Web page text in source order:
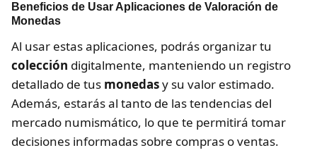
Beneficios de Usar Aplicaciones de Valoración de
Monedas
Al usar estas aplicaciones, podrás organizar tu
colección digitalmente, manteniendo un registro
detallado de tus monedasy su valor estimado.
Además, estarás al tanto de las tendencias del
mercado numismático, lo que te permitirá tomar
decisiones informadas sobre compras o ventas.